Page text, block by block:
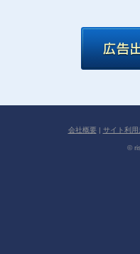
会社概要| サイト利用
©